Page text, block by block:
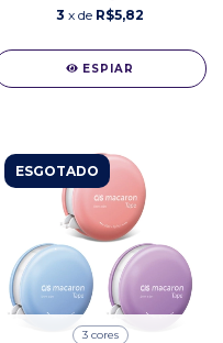
3 x de R$5,82
ESPIAR
ESGOTADO
3 cores